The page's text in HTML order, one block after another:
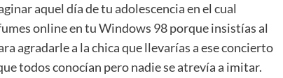
aquel día de tu adolescencia en el cual
online en tu Windows 98 porque insistías al
agradarle a la chica que llevarías a ese concierto
todos conocían pero nadie se atrevía a imitar.